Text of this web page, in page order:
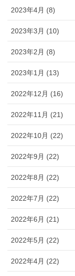
2023年4月 (8)
2023年3月 (10)
2023年2月 (8)
2023年1月 (13)
2022年12月 (16)
2022年11月 (21)
2022年10月 (22)
2022年9月 (22)
2022年8月 (22)
2022年7月 (22)
2022年6月 (21)
2022年5月 (22)
2022年4月 (22)